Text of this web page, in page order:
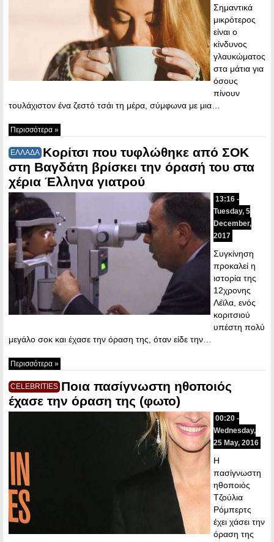
Σημαντικά
μικρότερος
είναι ο
κίνδυνος
γλαυκώματος
στα μάτια για
όσους
πίνουν
τουλάχιστον ένα ζεστό τσάι τη μέρα, σύμφωνα με μια…
Περισσότερα »
ΕΛΛΑΔΑ Κορίτσι που τυφλώθηκε από ΣΟΚ
στη Βαγδάτη βρίσκει την όρασή του στα
χέρια Έλληνα γιατρού
13:16 -
Tuesday, 5
December,
2017
Συγκίνηση
προκαλεί η
ιστορία της
12χρονης
Λέϊλα, ενός
κοριτσιού
υπέστη πολύ
μεγάλο σοκ και έχασε την όραση της, όταν είδε την…
Περισσότερα »
CELEBRITIES Ποια πασίγνωστη ηθοποιός
έχασε την όραση της (φωτο)
00:20 -
Wednesday,
25 May, 2016
Η
πασίγνωστη
ηθοποιός
Τζούλια
Ρόμπερτς
έχει χάσει την
όραση της